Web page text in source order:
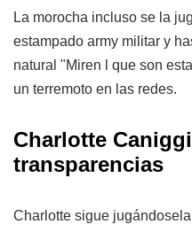
La morocha incluso se la
estampado army militar y
natural "Miren l que son
un terremoto en las redes.
Charlotte
transparencias
Charlotte sigue